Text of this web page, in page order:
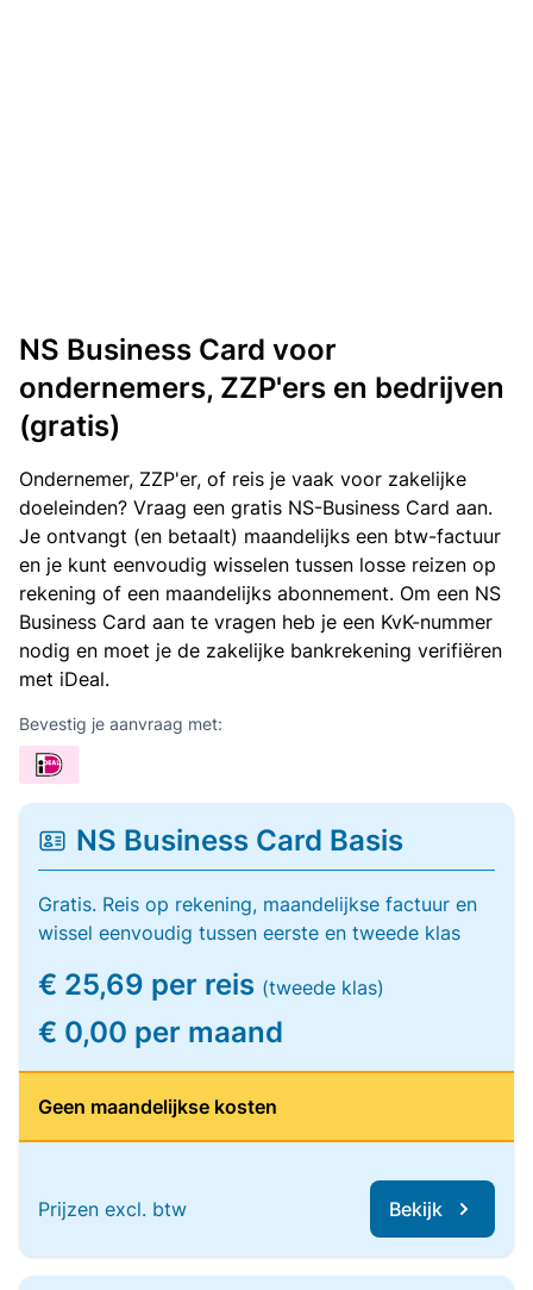
NS Business Card voor
ondernemers, ZZP'ers en bedrijven
(gratis)
Ondernemer, ZZP'er, of reis je vaak voor zakelijke
doeleinden? Vraag een gratis NS-Business Card aan.
Je ontvangt (en betaalt) maandelijks een btw-factuur
en je kunt eenvoudig wisselen tussen losse reizen op
rekening of een maandelijks abonnement. Om een NS
Business Card aan te vragen heb je een KvK-nummer
nodig en moet je de zakelijke bankrekening verifiëren
met iDeal.
Bevestig je aanvraag met:
NS Business Card Basis
Gratis. Reis op rekening, maandelijkse factuur en
wissel eenvoudig tussen eerste en tweede klas
€ 25,69 per reis (tweede klas)
€ 0,00 per maand
Geen maandelijkse kosten
Prijzen excl. btw Bekijk